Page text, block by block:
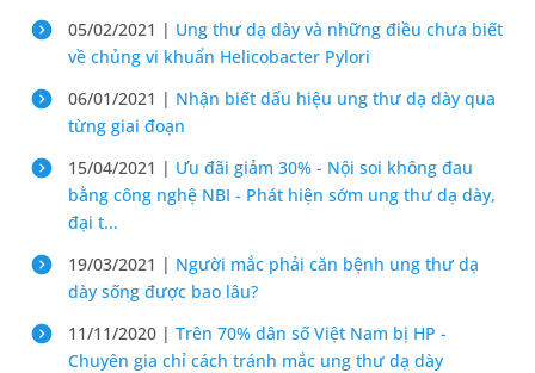
05/02/2021 | Ung thư dạ dày và những điều chưa biết
về chủng vi khuẩn Helicobacter Pylori
06/01/2021 | Nhận biết dấu hiệu ung thư dạ dày qua
từng giai đoạn
15/04/2021 | Ưu đãi giảm 30% - Nội soi không đau
bằng công nghệ NBI - Phát hiện sớm ung thư dạ dày,
đại t...
19/03/2021 | Người mắc phải căn bệnh ung thư dạ
dày sống được bao lâu?
11/11/2020 | Trên 70% dân số Việt Nam bị HP -
Chuyên gia chỉ cách tránh mắc ung thư dạ dày